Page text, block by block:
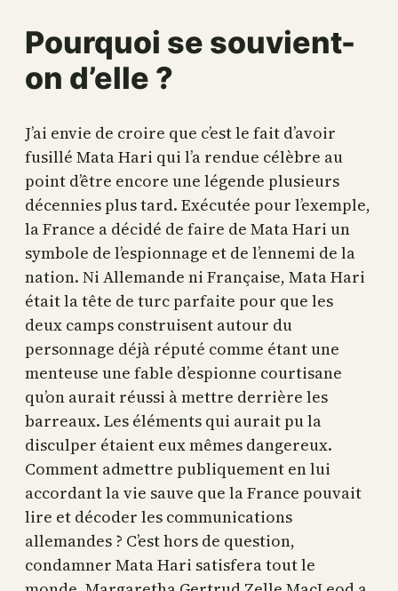
Pourquoi se souvient-
on d’elle ?
J’ai envie de croire que c’est le fait d’avoir
fusillé Mata Hari qui l’a rendue célèbre au
point d’être encore une légende plusieurs
décennies plus tard. Exécutée pour l’exemple,
la France a décidé de faire de Mata Hari un
symbole de l’espionnage et de l’ennemi de la
nation. Ni Allemande ni Française, Mata Hari
était la tête de turc parfaite pour que les
deux camps construisent autour du
personnage déjà réputé comme étant une
menteuse une fable d’espionne courtisane
qu’on aurait réussi à mettre derrière les
barreaux. Les éléments qui aurait pu la
disculper étaient eux mêmes dangereux.
Comment admettre publiquement en lui
accordant la vie sauve que la France pouvait
lire et décoder les communications
allemandes ? C’est hors de question,
condamner Mata Hari satisfera tout le